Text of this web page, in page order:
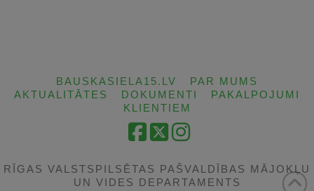
BAUSKASIELA15.LV
PAR MUMS
AKTUALITĀTES
DOKUMENTI
PAKALPOJUMI
KLIENTIEM
Facebook
X Instagram
RĪGAS VALSTSPILSĒTAS PAŠVALDĪBAS MĀJOKĻU
UN VIDES DEPARTAMENTS